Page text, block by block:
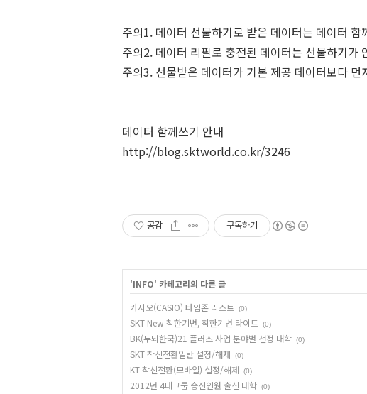
주의1. 데이터 선물하기로 받은 데이터는 데이터 함
주의2. 데이터 리필로 충전된 데이터는 선물하기가
주의3. 선물받은 데이터가 기본 제공 데이터보다 먼
데이터 함께쓰기 안내
http://blog.sktworld.co.kr/3246
공감 구독하기
'INFO' 카테고리의 다른 글
카시오(CASIO) 타임존 리스트
(0)
SKT New 착한기변, 착한기변 라이트 (0)
BK(두뇌한국)21 플러스 사업 분야별 선정 대학 (0)
SKT 착신전환일반 설정/해제 (0)
KT 착신전환(모바일) 설정/해제 (0)
2012년 4대그룹 승진인원 출신 대학 (0)